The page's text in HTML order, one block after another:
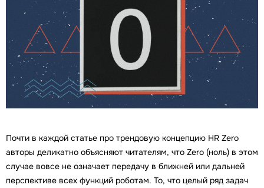
Почти в каждой статье про трендовую концепцию HR Zero
авторы деликатно объясняют читателям, что Zero (ноль) в этом
случае вовсе не означает передачу в ближней или дальней
перспективе всех функций роботам. То, что целый ряд задач